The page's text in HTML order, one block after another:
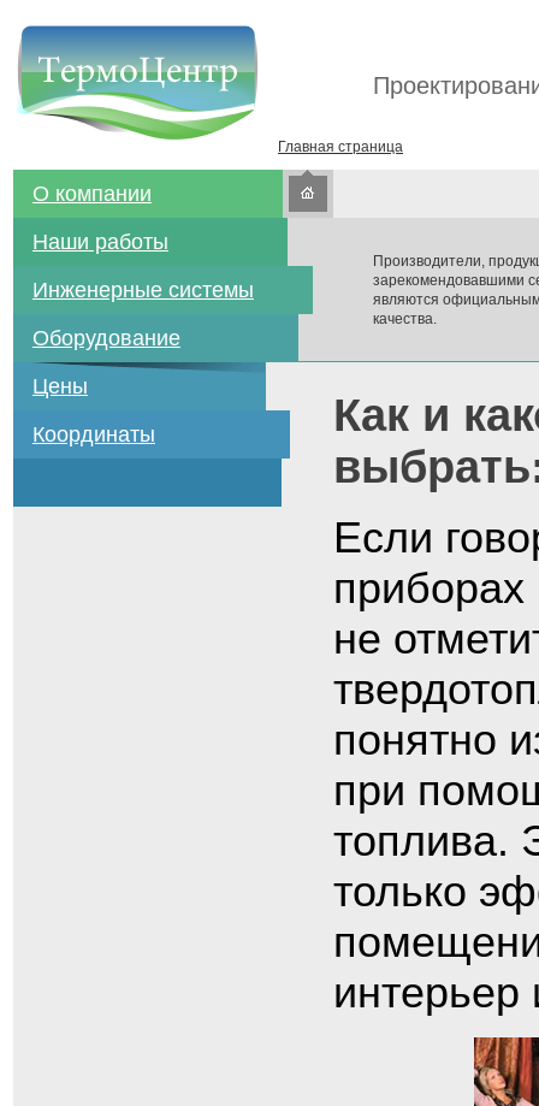
Главная страница
О компании
Наши работы
Инженерные системы
Оборудование
Цены
Координаты
Производители,
зарекомендовавшими
являются
качества.
Как и
Если
приборах
не
понятно
при
топлива.
только